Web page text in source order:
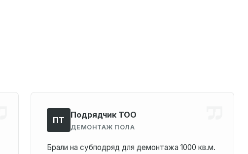
ПТ
Подрядчик ТОО
ДЕМОНТАЖ ПОЛА
Брали на субподряд для демонтажа 1000 кв.м.